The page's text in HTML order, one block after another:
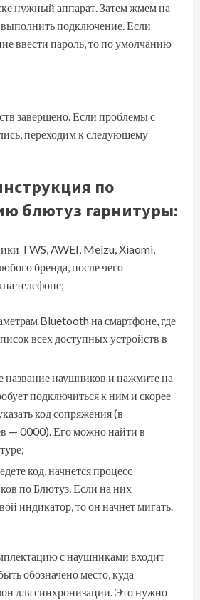
нужный аппарат. Затем жмем на
выполнить подключение. Если
ввести пароль, то по умолчанию
завершено. Если проблемы с
переходим к следующему
по
блютуз гарнитуры:
TWS, AWEI, Meizu, Xiaomi,
бренда, после чего
телефоне;
Bluetooth на смартфоне, где
всех доступных устройств в
название наушников и нажмите на
подключиться к ним и скорее
код сопряжения (в
— 0000). Его можно найти в
код, начнется процесс
по Блютуз. Если на них
индикатор, то он начнет мигать.
с наушниками входит
обозначено место, куда
для синхронизации. Это нужно